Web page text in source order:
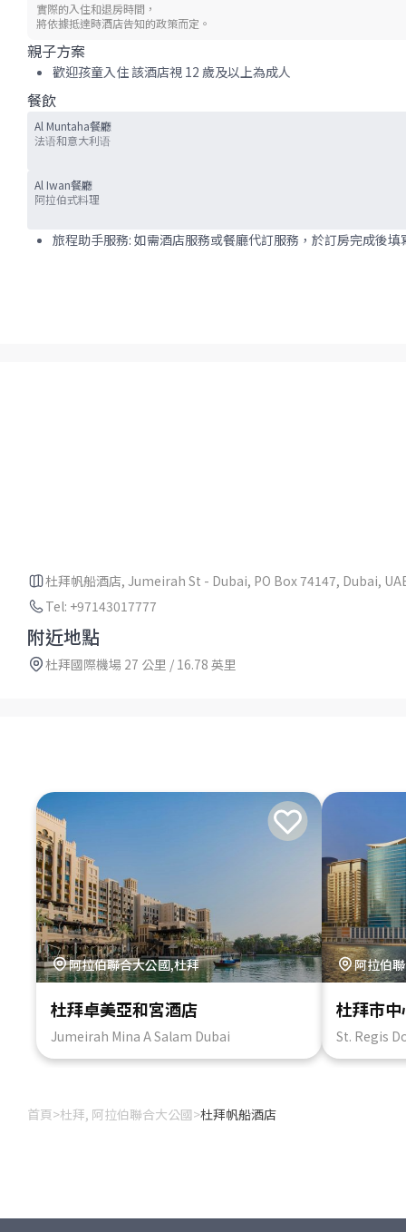
實際的入住和退房時間，
將依據抵達時酒店告知的政策而定。
親子方案
歡迎孩童入住 該酒店視 12 歲及以上為成人
餐飲
Al Muntaha餐廳
法语和意大利语
Al Iwan餐廳
阿拉伯式料理
旅程助手服務: 如需酒店服務或餐廳代訂服務，於訂房完成後
杜拜帆船酒店, Jumeirah St - Dubai, PO Box 74147, Dubai,
Tel: +97143017777
附近地點
杜拜國際機場 27 公里 / 16.78 英里
阿拉伯聯合大公國,杜拜
杜拜卓美亞和宮酒店
Jumeirah Mina A Salam Dubai
阿拉伯
杜拜市
St. Regis
首頁>杜拜, 阿拉伯聯合大公國>杜拜帆船酒店